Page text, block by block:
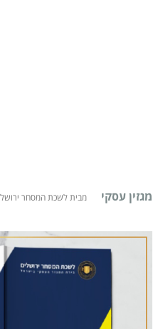
מגזין עסקי מבית לשכת המסחר